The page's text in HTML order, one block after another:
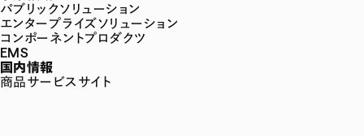
パブリックソリューション
エンタープライズソリューション
コンポーネントプロダクツ
EMS
国内情報
商品サービスサイト